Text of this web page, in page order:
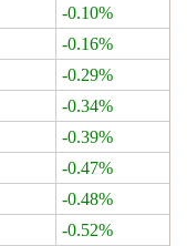
-0.10%
-0.16%
-0.29%
-0.34%
-0.39%
-0.47%
-0.48%
-0.52%